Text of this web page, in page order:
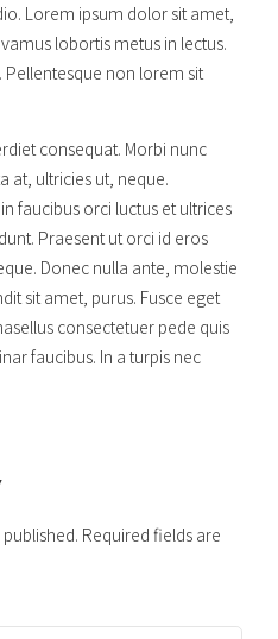
Lorem ipsum dolor sit amet,
lobortis metus in lectus.
Pellentesque non lorem sit
consequat. Morbi nunc
at, ultricies ut, neque.
faucibus orci luctus et ultrices
Praesent ut orci id eros
Donec nulla ante, molestie
sit amet, purus. Fusce eget
consectetuer pede quis
faucibus. In a turpis nec
Required fields are